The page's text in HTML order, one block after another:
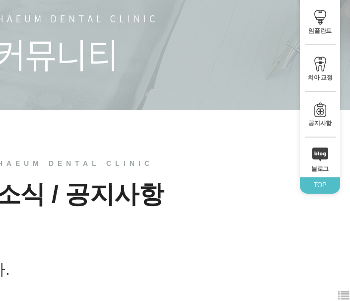
임플란트
치아 교정
공지사항
블로그
TOP
DENTAL CLINIC
식 / 공지사항
.